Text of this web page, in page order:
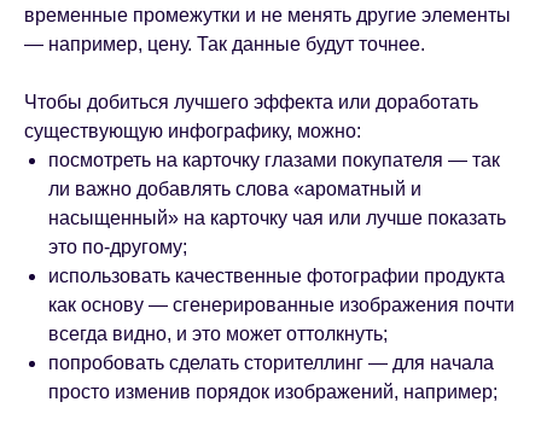
временные промежутки и не менять другие элементы
— например, цену. Так данные будут точнее.
Чтобы добиться лучшего эффекта или доработать
существующую инфографику, можно:
посмотреть на карточку глазами покупателя — так
ли важно добавлять слова «ароматный и
насыщенный» на карточку чая или лучше показать
это по-другому;
использовать качественные фотографии продукта
как основу — сгенерированные изображения почти
всегда видно, и это может оттолкнуть;
попробовать сделать сторителлинг — для начала
просто изменив порядок изображений, например;